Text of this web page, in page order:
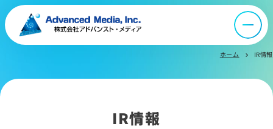
IR情報
ホーム chevron_right IR情報
IR情報